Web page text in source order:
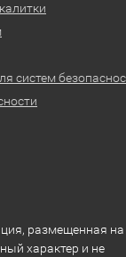
систем
размещенная на
характер и не